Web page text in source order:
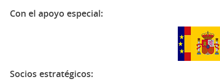
Con el apoyo especial:
Socios estratégicos: